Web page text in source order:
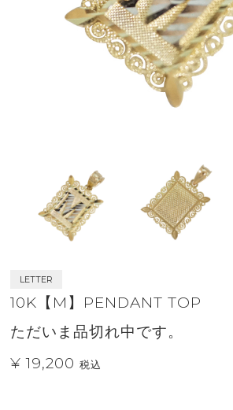
LETTER
10K【M】PENDANT TOP
ただいま品切れ中です。
¥ 19,200税込